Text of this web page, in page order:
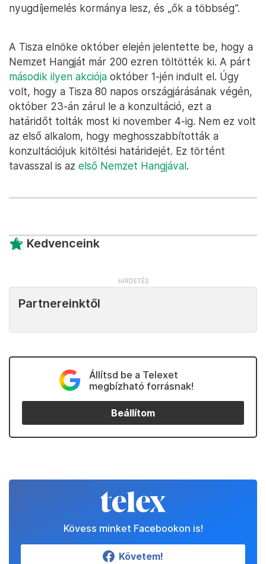
nyugdíjemelés kormánya lesz, és „ők a többség”.
A Tisza elnöke október elején jelentette be, hogy a
Nemzet Hangját már 200 ezren töltötték ki. A párt
második ilyen akciója október 1-jén indult el. Úgy
volt, hogy a Tisza 80 napos országjárásának végén,
október 23-án zárul le a konzultáció, ezt a
határidőt tolták most ki november 4-ig. Nem ez volt
az első alkalom, hogy meghosszabbították a
konzultációjuk kitöltési határidejét. Ez történt
tavasszal is az első Nemzet Hangjával.
Kedvenceink
Partnereinktől
Állítsd be a Telexet
megbízható forrásnak!
Beállítom
Kövess minket Facebookon is!
Követem!